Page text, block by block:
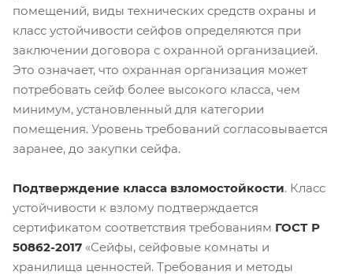
помещений, виды технических средств охраны и
класс устойчивости сейфов определяются при
заключении договора с охранной организацией.
Это означает, что охранная организация может
потребовать сейф более высокого класса, чем
минимум, установленный для категории
помещения. Уровень требований согласовывается
заранее, до закупки сейфа.
Подтверждение класса взломостойкости. Класс
устойчивости к взлому подтверждается
сертификатом соответствия требованиям ГОСТ Р
50862-2017 «Сейфы, сейфовые комнаты и
хранилища ценностей. Требования и методы